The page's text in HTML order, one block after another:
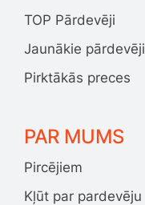
TOP Pārdevēji
Jaunākie pārdevēji
Pirktākās preces
PAR MUMS
Pircējiem
Kļūt par pardevēju